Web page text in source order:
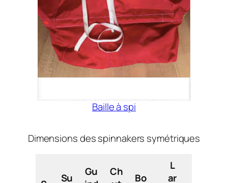
Baille à spi
Dimensions des spinnakers symétriques
Su
Gu
Ch
Bo
L
ar